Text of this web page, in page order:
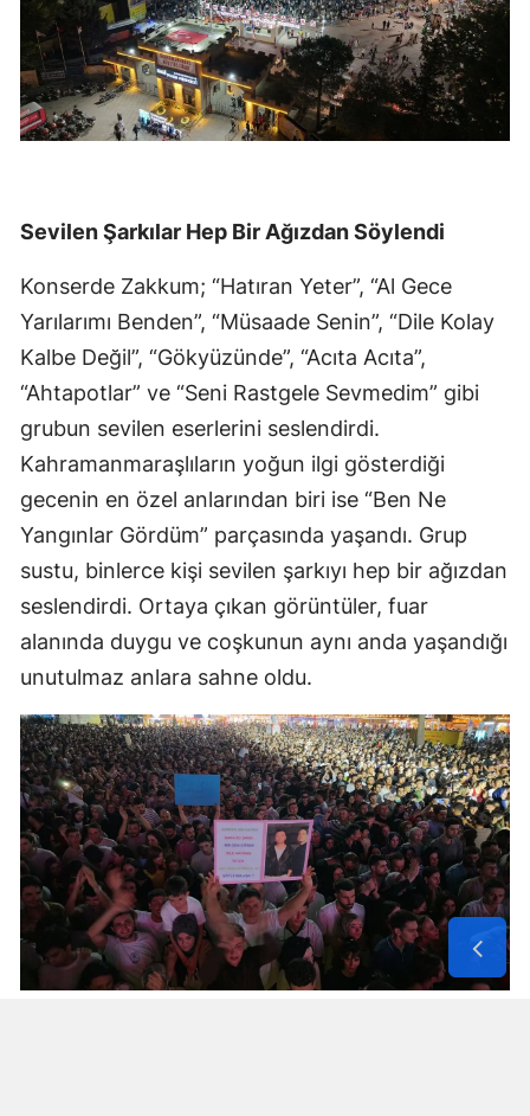
Sevilen Şarkılar Hep Bir Ağızdan Söylendi
Konserde Zakkum; “Hatıran Yeter”, “Al Gece
Yarılarımı Benden”, “Müsaade Senin”, “Dile Kolay
Kalbe Değil”, “Gökyüzünde”, “Acıta Acıta”,
“Ahtapotlar” ve “Seni Rastgele Sevmedim” gibi
grubun sevilen eserlerini seslendirdi.
Kahramanmaraşlıların yoğun ilgi gösterdiği
gecenin en özel anlarından biri ise “Ben Ne
Yangınlar Gördüm” parçasında yaşandı. Grup
sustu, binlerce kişi sevilen şarkıyı hep bir ağızdan
seslendirdi. Ortaya çıkan görüntüler, fuar
alanında duygu ve coşkunun aynı anda yaşandığı
unutulmaz anlara sahne oldu.